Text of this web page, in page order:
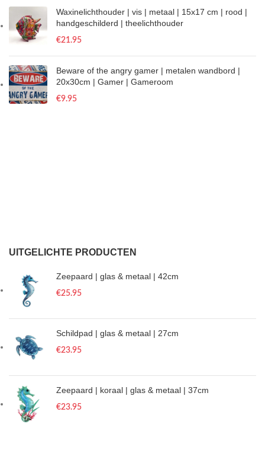
Waxinelichthouder | vis | metaal | 15x17 cm | rood |
handgeschilderd | theelichthouder
€21.95
Beware of the angry gamer | metalen wandbord |
20x30cm | Gamer | Gameroom
€9.95
UITGELICHTE PRODUCTEN
Zeepaard | glas & metaal | 42cm
€25.95
Schildpad | glas & metaal | 27cm
€23.95
Zeepaard | koraal | glas & metaal | 37cm
€23.95